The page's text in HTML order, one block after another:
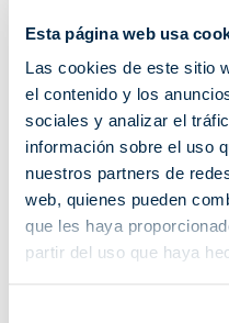
Esta página web usa
Las cookies de este sitio
el contenido y los
sociales y analizar el
información sobre el uso
nuestros partners de
web, quienes pueden
que les haya
partir del uso que haya
A530065
Interfaz domótico que permite
Cherubini a la domótica del
Compatible con todos los